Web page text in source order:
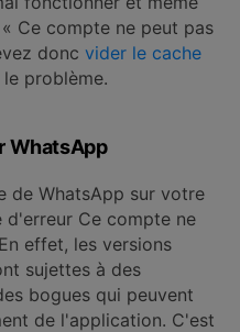
Ce compte ne peut pas
donc vider le cache
problème.
WhatsApp
de WhatsApp sur votre
Ce compte ne
effet, les versions
sujettes à des
bogues qui peuvent
de l'application. C'est